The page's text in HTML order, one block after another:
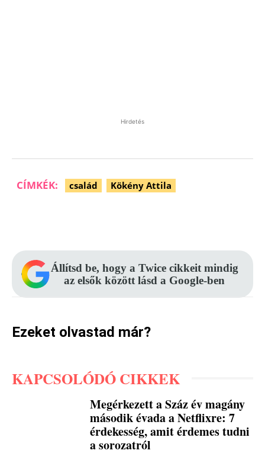
Hirdetés
CÍMKÉK: család Kökény Attila
Állítsd be, hogy a Twice cikkeit mindig
az elsők között lásd a Google-ben
Ezeket olvastad már?
KAPCSOLÓDÓ CIKKEK
Megérkezett a Száz év magány
második évada a Netflixre: 7
érdekesség, amit érdemes tudni
a sorozatról